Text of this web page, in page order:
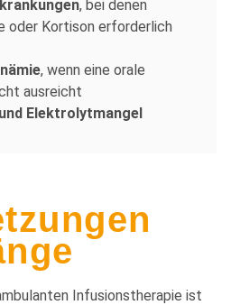
, bei denen
oder Kortison erforderlich
, wenn eine orale
ausreicht
Elektrolytmangel
Infusionstherapie ist